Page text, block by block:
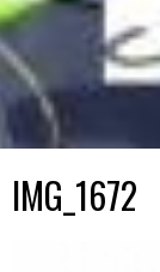
IMG_1672